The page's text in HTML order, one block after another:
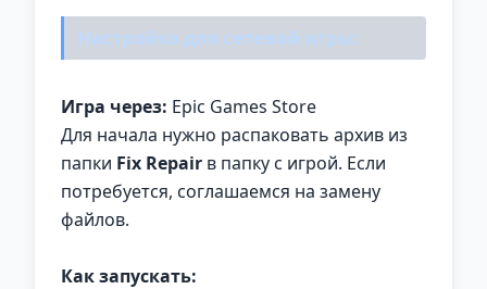
Настройка для сетевой игры:
Игра через: Epic Games Store
Для начала нужно распаковать архив из
папки Fix Repair в папку с игрой. Если
потребуется, соглашаемся на замену
файлов.
Как запускать: